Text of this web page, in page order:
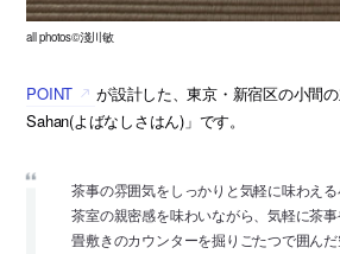
all photos©淺川敏
POINT
が設計した、東京・新宿区の小間
Sahan(よばなしさはん)」です。
茶事の雰囲気をしっかりと気軽に味わえる
茶室の親密感を味わいながら、気軽に茶事
畳敷きのカウンターを掘りごたつで囲んだ